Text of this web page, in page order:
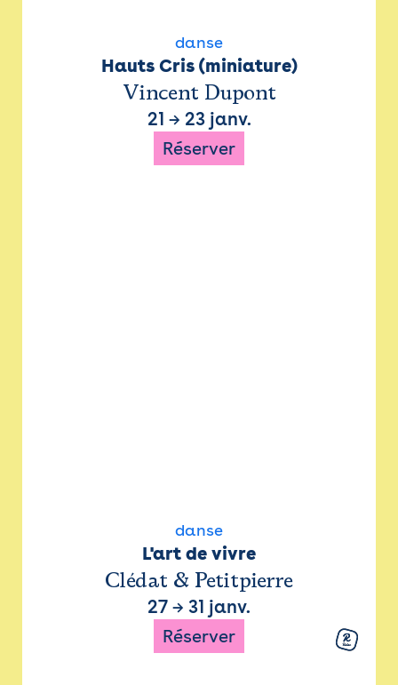
danse
Hauts Cris (miniature)
Vincent Dupont
21 → 23 janv.
Réserver
danse
L'art de vivre
Clédat & Petitpierre
27 → 31 janv.
Réserver